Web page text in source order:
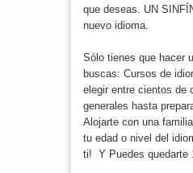
que deseas. UN
nuevo idioma.
Sólo tienes que hacer
buscas: Cursos de
elegir entre cientos de
generales hasta
Alojarte con una
tu edad o nivel del
ti! Y Puedes quedarte